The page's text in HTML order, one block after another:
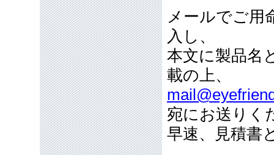
メールでご用
入し、
本文に製品名
載の上、
宛にお送りく
早速、見積書